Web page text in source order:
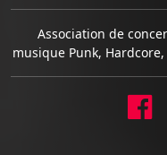
Association de
musique Punk,